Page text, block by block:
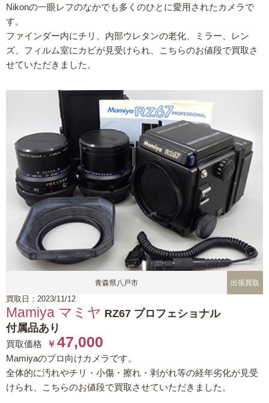
Nikonの一眼レフのなかでも多くのひとに愛用されたカメラで
す。
ファインダー内にチリ、内部ウレタンの老化、ミラー、レン
ズ、フィルム室にカビが見受けられ、こちらのお値段で買取さ
せていただきました。
青森県八戸市 出張買取
買取日：2023/11/12
Mamiya マミヤ RZ67 プロフェショナル
付属品あり
買取価格 ￥ 47,000
Mamiyaのプロ向けカメラです。
全体的に汚れやチリ・小傷・擦れ・剥がれ等の経年劣化が見受
けられ、こちらのお値段で買取させていただきました。